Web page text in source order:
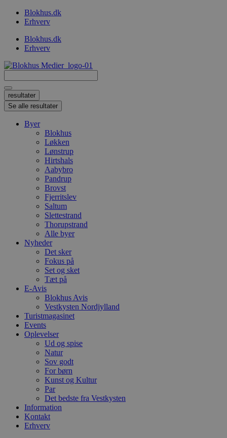
VidereBlokhus.dk
Erhverv
Blokhus.dk
Erhverv
...
resultater
Se alle resultater
Byer
Blokhus
Løkken
Lønstrup
Hirtshals
Aabybro
Pandrup
Brovst
Fjerritslev
Saltum
Slettestrand
Thorupstrand
Alle byer
Nyheder
Det sker
Fokus på
Set og sket
Tæt på
E-Avis
Blokhus Avis
Vestkysten Nordjylland
Turistmagasinet
Events
Oplevelser
Ud og spise
Natur
Sov godt
For børn
Kunst og Kultur
Par
Det bedste fra Vestkysten
Information
Kontakt
Erhverv